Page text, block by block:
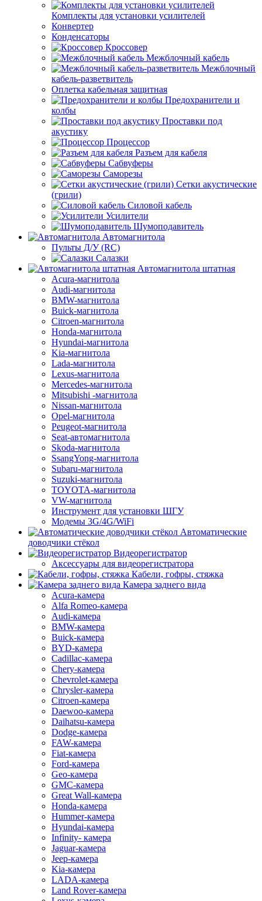
Комплекты для установки усилителей
Конвертер
Конденсаторы
Кроссовер
Межблочный кабель
Межблочный
кабель-разветвитель
Оплетка кабельная защитная
Предохранители и
колбы
Проставки под
акустику
Процессор
Разъем для кабеля
Сабвуферы
Саморезы
Сетки акустические
(грили)
Силовой кабель
Усилители
Шумоподавитель
Автомагнитола
Пульты Д/У (RC)
Салазки
Автомагнитола штатная
Acura-магнитола
Audi-магнитола
BMW-магнитола
Buick-магнитола
Citroen-магнитола
Honda-магнитола
Hyundai-магнитола
Kia-магнитола
Lada-магнитола
Lexus-магнитола
Mercedes-магнитола
Mitsubishi -магнитола
Nissan-магнитола
Opel-магнитола
Peugeot-магнитола
Seat-автомагнитола
Skoda-магнитола
SsangYong-магнитола
Subaru-магнитола
Suzuki-магнитола
TOYOTA-магнитола
VW-магнитола
Инструмент для установки ШГУ
Модемы 3G/4G/WiFi
Автоматические
доводчики стёкол
Видеорегистратор
Аксессуары для видеорегистратора
Кабели, гофры, стяжка
Камера заднего вида
Acura-камера
Alfa Romeo-камера
Audi-камера
BMW-камера
Buick-камера
BYD-камера
Cadillac-камера
Chery-камера
Chevrolet-камера
Chrysler-камера
Citroen-камера
Daewoo-камера
Daihatsu-камера
Dodge-камера
FAW-камера
Fiat-камера
Ford-камера
Geo-камера
GMC-камера
Great Wall-камера
Honda-камера
Hummer-камера
Hyundai-камера
Infinity- камера
Jaguar-камера
Jeep-камера
Kia-камера
LADA-камера
Land Rover-камера